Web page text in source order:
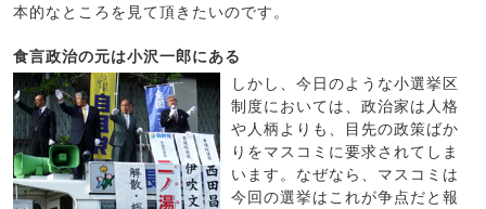
本的なところを見て頂きたいのです。
食言政治の元は小沢一郎にある
しかし、今日のような小選挙区
制度においては、政治家は人格
や人柄よりも、目先の政策ばか
りをマスコミに要求されてしま
います。なぜなら、マスコミは
今回の選挙はこれが争点だと報